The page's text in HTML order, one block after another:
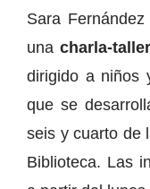
Sara
una charla-
dirigido a niños
que se
seis y cuarto de
Biblioteca. Las